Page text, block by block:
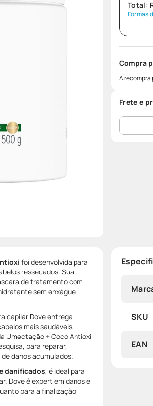
Total:
Formas
Compra
A recompra
Frete e
foi desenvolvida para
ressecados. Sua
de tratamento com
sem enxágue,
capilar Dove entrega
mais saudáveis,
Umectação + Coco Antioxi
para reparar,
danos acumulados.
danificados, é ideal para
Dove é expert em danos e
para a finalização
SKU
EAN